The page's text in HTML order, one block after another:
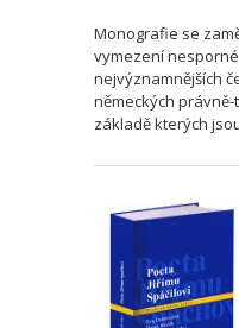
Monografie se
vymezení
nejvýznamnějších
německých
základě kterých